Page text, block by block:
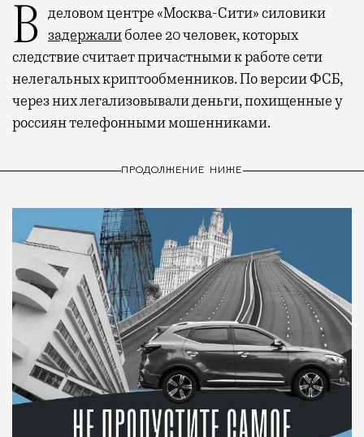
В деловом центре «Москва-Сити» силовики
задержалиболее 20 человек, которых
следствие считает причастными к работе сети
нелегальных криптообменников. По версии ФСБ,
через них легализовывали деньги, похищенные у
россиян телефонными мошенниками.
ПРОДОЛЖЕНИЕ НИЖЕ